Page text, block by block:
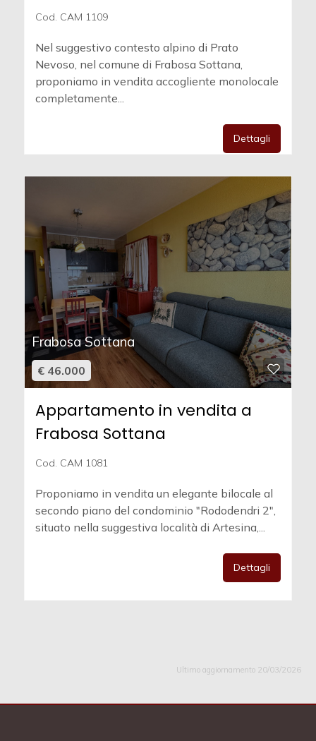
Cod. CAM 1109
Nel suggestivo contesto alpino di Prato
Nevoso, nel comune di Frabosa Sottana,
proponiamo in vendita accogliente monolocale
completamente...
Dettagli
Frabosa Sottana
€ 46.000
Appartamento in vendita a
Frabosa Sottana
Cod. CAM 1081
Proponiamo in vendita un elegante bilocale al
secondo piano del condominio "Rododendri 2",
situato nella suggestiva località di Artesina,...
Dettagli
Ultimo aggiornamento 20/03/2026